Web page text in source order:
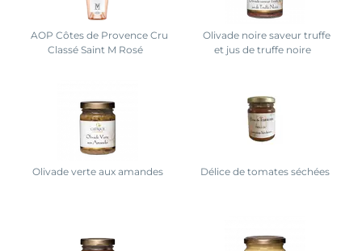
AOP Côtes de Provence Cru
Classé Saint M Rosé
Olivade noire saveur truffe
et jus de truffe noire
Olivade verte aux amandes Délice de tomates séchées